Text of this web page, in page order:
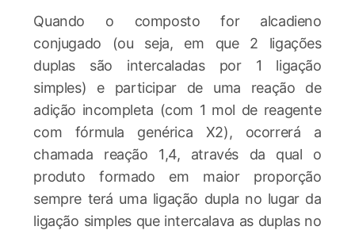
Quando o composto for alcadieno
conjugado (ou seja, em que 2 ligações
duplas são intercaladas por 1 ligação
simples) e participar de uma reação de
adição incompleta (com 1 mol de reagente
com fórmula genérica X2), ocorrerá a
chamada reação 1,4, através da qual o
produto formado em maior proporção
sempre terá uma ligação dupla no lugar da
ligação simples que intercalava as duplas no